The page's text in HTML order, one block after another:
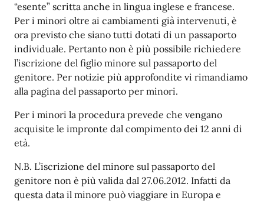
“esente” scritta anche in lingua inglese e francese.
Per i minori oltre ai cambiamenti già intervenuti, è
ora previsto che siano tutti dotati di un passaporto
individuale. Pertanto non è più possibile richiedere
l’iscrizione del figlio minore sul passaporto del
genitore. Per notizie più approfondite vi rimandiamo
alla pagina del passaporto per minori.
Per i minori la procedura prevede che vengano
acquisite le impronte dal compimento dei 12 anni di
età.
N.B. L’iscrizione del minore sul passaporto del
genitore non è più valida dal 27.06.2012. Infatti da
questa data il minore può viaggiare in Europa e